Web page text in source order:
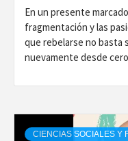
En un presente
fragmentación y las
que rebelarse no basta
nuevamente desde
CIENCIAS SOCIALES Y